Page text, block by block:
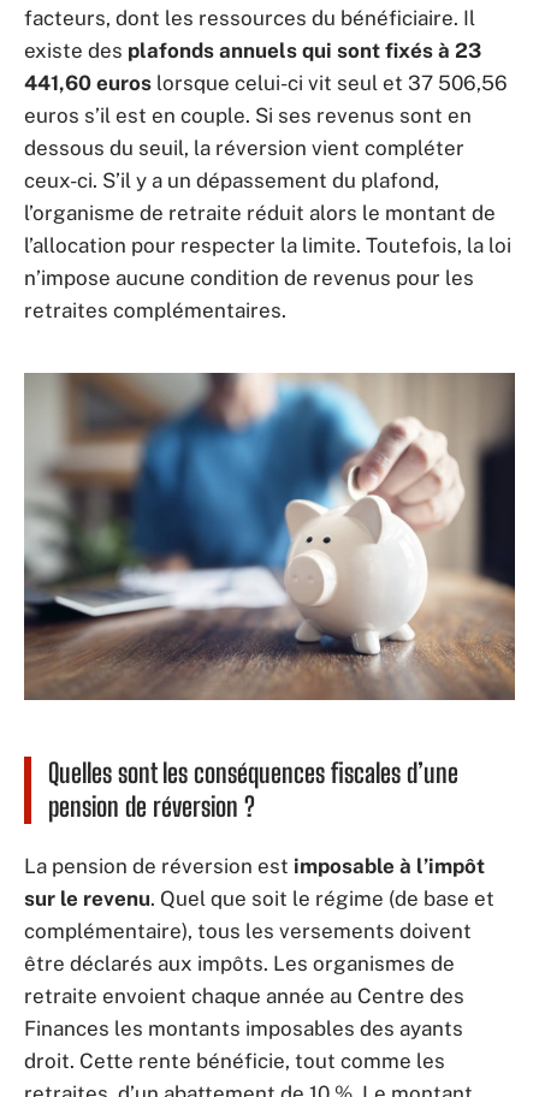
facteurs, dont les ressources du bénéficiaire. Il
existe des plafonds annuels qui sont fixés à 23
441,60 euros lorsque celui-ci vit seul et 37 506,56
euros s’il est en couple. Si ses revenus sont en
dessous du seuil, la réversion vient compléter
ceux-ci. S’il y a un dépassement du plafond,
l’organisme de retraite réduit alors le montant de
l’allocation pour respecter la limite. Toutefois, la loi
n’impose aucune condition de revenus pour les
retraites complémentaires.
Quelles sont les conséquences fiscales d’une
pension de réversion ?
La pension de réversion est imposable à l’impôt
sur le revenu. Quel que soit le régime (de base et
complémentaire), tous les versements doivent
être déclarés aux impôts. Les organismes de
retraite envoient chaque année au Centre des
Finances les montants imposables des ayants
droit. Cette rente bénéficie, tout comme les